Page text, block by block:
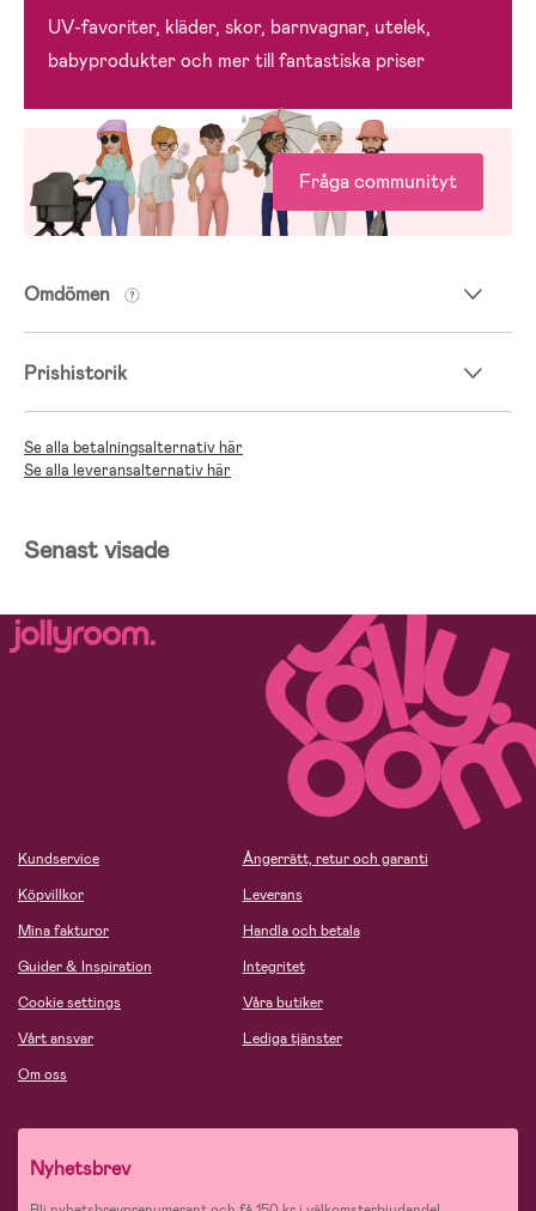
UV-favoriter, kläder, skor, barnvagnar, utelek,
babyprodukter och mer till fantastiska priser
Fråga communityt
Omdömen
Prishistorik
Se alla betalningsalternativ här
Se alla leveransalternativ här
Senast visade
Kundservice
Köpvillkor
Mina fakturor
Guider & Inspiration
Cookie settings
Vårt ansvar
Om oss
Ångerrätt, retur och garanti
Leverans
Handla och betala
Integritet
Våra butiker
Lediga tjänster
Nyhetsbrev